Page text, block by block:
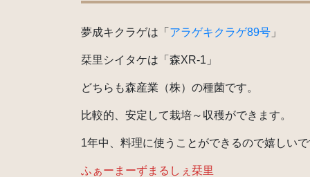
夢成キクラゲは「 アラゲキクラゲ89号 」
栞里シイタケは「森XR-1」
どちらも森産業（株）の種菌です。
比較的、安定して栽培～収穫ができます。
1年中、料理に使うことができるので嬉しい
ふぁーまーずまるしぇ栞里